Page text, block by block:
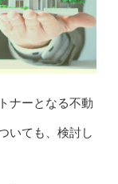
ナーとなる不動
いても、検討し